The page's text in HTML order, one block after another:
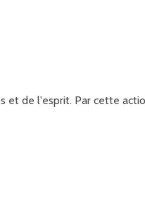
de l'esprit. Par cette